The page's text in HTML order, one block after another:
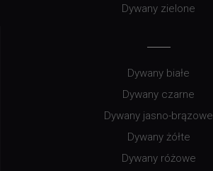
Dywany zielone
Dywany białe
Dywany czarne
Dywany jasno-brązowe
Dywany żółte
Dywany różowe